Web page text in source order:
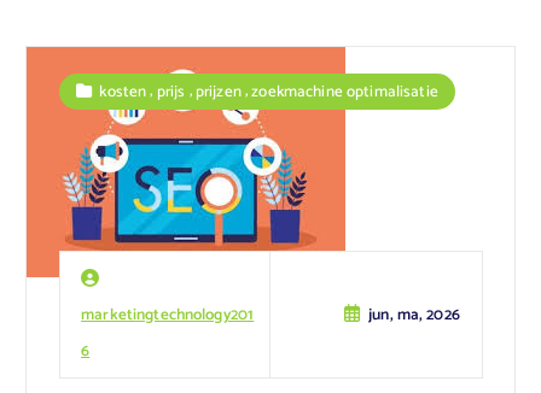
marketingtechnology201
6
jun, ma, 2026
kosten,prijs ,prijzen,zoekmachine optimalisatie